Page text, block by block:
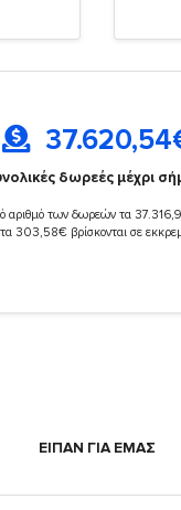
37.620,54
δωρεές μέχρι
αριθμό των δωρεών τα
τα 303,58€ βρίσκονται σε
ΕΙΠΑΝ ΓΙΑ ΕΜΑΣ